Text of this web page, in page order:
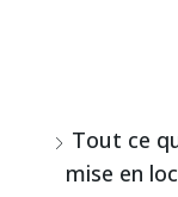
Tout ce
mise en